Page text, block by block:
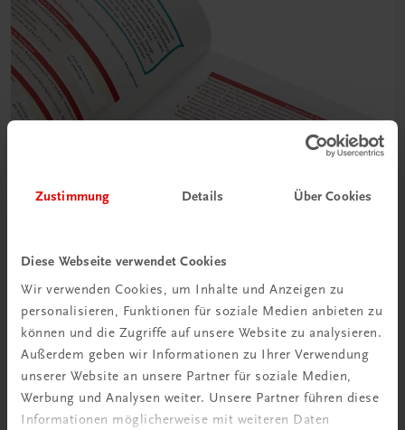
Zustimmung Details Über Cookies
Diese Webseite verwendet Cookies
Wir verwenden Cookies, um Inhalte und Anzeigen zu
personalisieren, Funktionen für soziale Medien anbieten zu
können und die Zugriffe auf unsere Website zu analysieren.
Außerdem geben wir Informationen zu Ihrer Verwendung
unserer Website an unsere Partner für soziale Medien,
Werbung und Analysen weiter. Unsere Partner führen diese
Informationen möglicherweise mit weiteren Daten